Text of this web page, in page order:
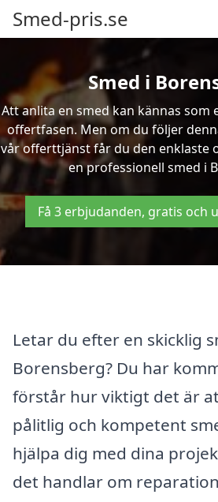
Smed-pris.se
Smed i
Att anlita en smed kan kännas som
offertfasen. Men om du följer
vår offerttjänst får du den enklaste
en professionell smed i
Få 3 erbjudanden, gratis och
Letar du efter en skicklig
Borensberg? Du har
förstår hur viktigt det är
pålitlig och kompetent
hjälpa dig med dina
det handlar om